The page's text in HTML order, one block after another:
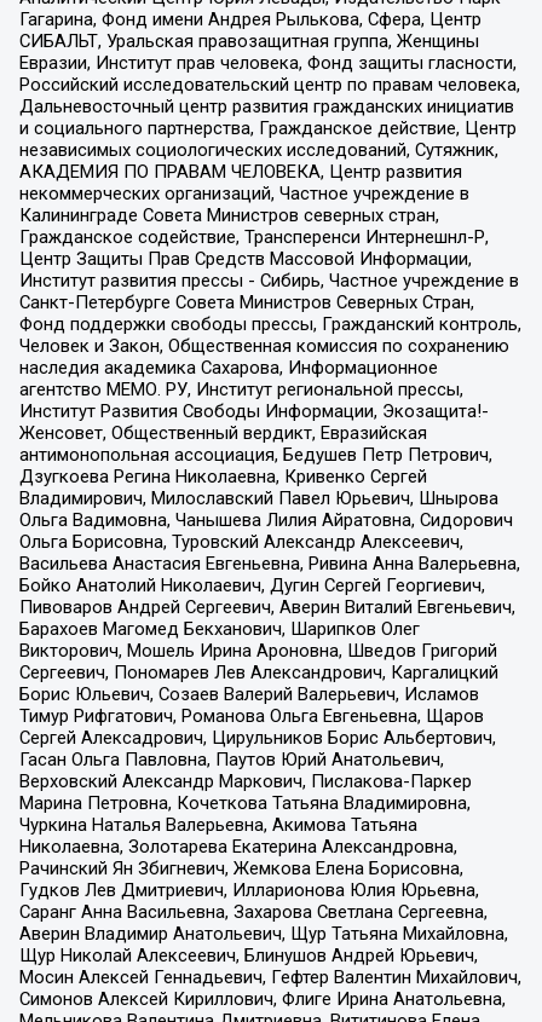
Гагарина, Фонд имени Андрея Рылькова, Сфера, Центр
СИБАЛЬТ, Уральская правозащитная группа, Женщины
Евразии, Институт прав человека, Фонд защиты гласности,
Российский исследовательский центр по правам человека,
Дальневосточный центр развития гражданских инициатив
и социального партнерства, Гражданское действие, Центр
независимых социологических исследований, Сутяжник,
АКАДЕМИЯ ПО ПРАВАМ ЧЕЛОВЕКА, Центр развития
некоммерческих организаций, Частное учреждение в
Калининграде Совета Министров северных стран,
Гражданское содействие, Трансперенси Интернешнл-Р,
Центр Защиты Прав Средств Массовой Информации,
Институт развития прессы - Сибирь, Частное учреждение в
Санкт-Петербурге Совета Министров Северных Стран,
Фонд поддержки свободы прессы, Гражданский контроль,
Человек и Закон, Общественная комиссия по сохранению
наследия академика Сахарова, Информационное
агентство МЕМО. РУ, Институт региональной прессы,
Институт Развития Свободы Информации, Экозащита!-
Женсовет, Общественный вердикт, Евразийская
антимонопольная ассоциация, Бедушев Петр Петрович,
Дзугкоева Регина Николаевна, Кривенко Сергей
Владимирович, Милославский Павел Юрьевич, Шнырова
Ольга Вадимовна, Чанышева Лилия Айратовна, Сидорович
Ольга Борисовна, Туровский Александр Алексеевич,
Васильева Анастасия Евгеньевна, Ривина Анна Валерьевна,
Бойко Анатолий Николаевич, Дугин Сергей Георгиевич,
Пивоваров Андрей Сергеевич, Аверин Виталий Евгеньевич,
Барахоев Магомед Бекханович, Шарипков Олег
Викторович, Мошель Ирина Ароновна, Шведов Григорий
Сергеевич, Пономарев Лев Александрович, Каргалицкий
Борис Юльевич, Созаев Валерий Валерьевич, Исламов
Тимур Рифгатович, Романова Ольга Евгеньевна, Щаров
Сергей Алексадрович, Цирульников Борис Альбертович,
Гасан Ольга Павловна, Паутов Юрий Анатольевич,
Верховский Александр Маркович, Пислакова-Паркер
Марина Петровна, Кочеткова Татьяна Владимировна,
Чуркина Наталья Валерьевна, Акимова Татьяна
Николаевна, Золотарева Екатерина Александровна,
Рачинский Ян Збигневич, Жемкова Елена Борисовна,
Гудков Лев Дмитриевич, Илларионова Юлия Юрьевна,
Саранг Анна Васильевна, Захарова Светлана Сергеевна,
Аверин Владимир Анатольевич, Щур Татьяна Михайловна,
Щур Николай Алексеевич, Блинушов Андрей Юрьевич,
Мосин Алексей Геннадьевич, Гефтер Валентин Михайлович,
Симонов Алексей Кириллович, Флиге Ирина Анатольевна,